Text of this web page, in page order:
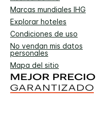
Marcas mundiales IHG
Explorar hoteles
Condiciones de uso
No vendan mis datos
personales
Mapa del sitio